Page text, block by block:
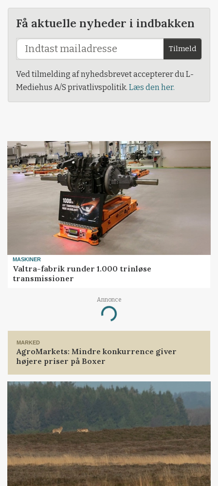
Få aktuelle nyheder i indbakken
Tilmeld
Ved tilmelding af nyhedsbrevet accepterer du L-
Mediehus A/S privatlivspolitik. Læs den her.
MASKINER
Valtra-fabrik runder 1.000 trinløse
transmissioner
Annonce
Loading...
MARKED
AgroMarkets: Mindre konkurrence giver
højere priser på Boxer